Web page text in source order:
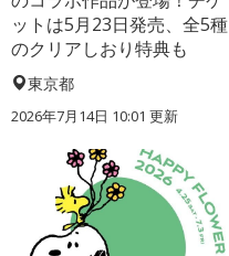
ットは5月23日発売、全5種
のクリアしおり特典も
東京都
2026年7月14日 10:01 更新